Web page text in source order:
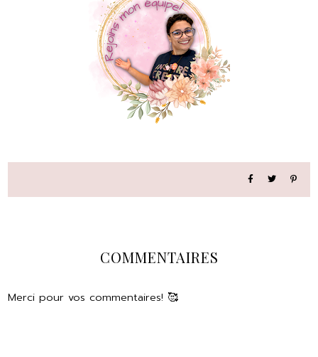
COMMENTAIRES
Merci pour vos commentaires! 🥰